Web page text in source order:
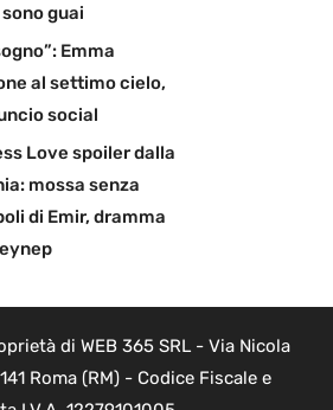
guai
Emma
al settimo cielo,
social
Love spoiler dalla
mossa senza
di Emir, dramma
di WEB 365 SRL - Via Nicola
Roma (RM) - Codice Fiscale e